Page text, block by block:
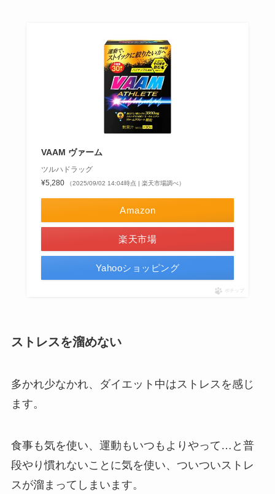
VAAM ヴァーム
ツルハドラッグ
¥5,280
（2025/09/02 14:04時点 | 楽天市場調べ）
Amazon
楽天市場
Yahooショッピング
ポチップ
ストレスを溜めない
多かれ少なかれ、ダイエット中はストレスを感じ
ます。
食事も気を使い、運動もいつもよりやって…と普
段やり慣れないことに気を使い、ついついストレ
スが溜まってしまいます。